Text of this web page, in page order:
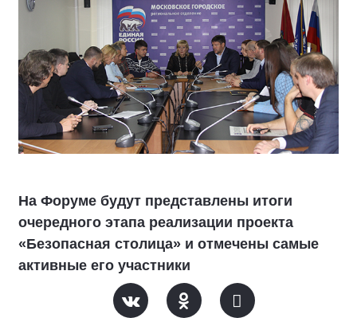
На Форуме будут представлены итоги
очередного этапа реализации проекта
«Безопасная столица» и отмечены самые
активные его участники